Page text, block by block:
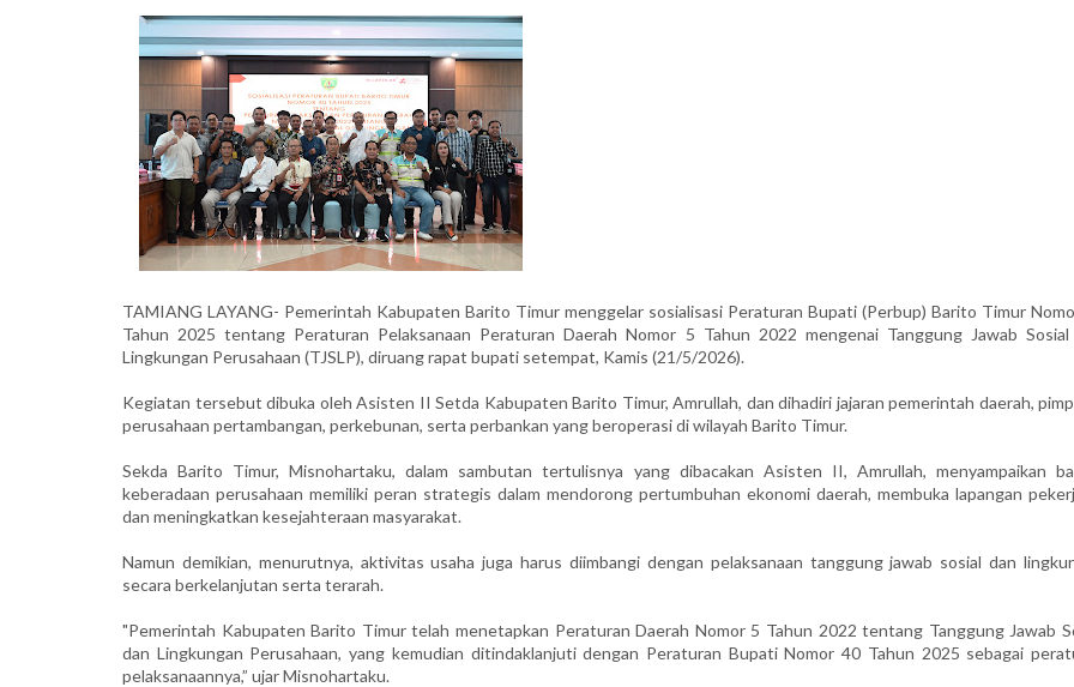
TAMIANG LAYANG- Pemerintah Kabupaten Barito Timur menggelar sosialisasi Peraturan Bupati (Perbup) Barito Timur
Tahun 2025 tentang Peraturan Pelaksanaan Peraturan Daerah Nomor 5 Tahun 2022 mengenai Tanggung Jawab
Lingkungan Perusahaan (TJSLP), diruang rapat bupati setempat, Kamis (21/5/2026).
Kegiatan tersebut dibuka oleh Asisten II Setda Kabupaten Barito Timur, Amrullah, dan dihadiri jajaran pemerintah daerah,
perusahaan pertambangan, perkebunan, serta perbankan yang beroperasi di wilayah Barito Timur.
Sekda Barito Timur, Misnohartaku, dalam sambutan tertulisnya yang dibacakan Asisten II, Amrullah, menyampaikan
keberadaan perusahaan memiliki peran strategis dalam mendorong pertumbuhan ekonomi daerah, membuka lapangan
dan meningkatkan kesejahteraan masyarakat.
Namun demikian, menurutnya, aktivitas usaha juga harus diimbangi dengan pelaksanaan tanggung jawab sosial dan
secara berkelanjutan serta terarah.
"Pemerintah Kabupaten Barito Timur telah menetapkan Peraturan Daerah Nomor 5 Tahun 2022 tentang Tanggung Jawab
dan Lingkungan Perusahaan, yang kemudian ditindaklanjuti dengan Peraturan Bupati Nomor 40 Tahun 2025 sebagai
pelaksanaannya,” ujar Misnohartaku.